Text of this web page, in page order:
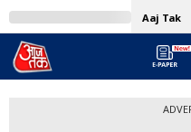
Aaj Tak